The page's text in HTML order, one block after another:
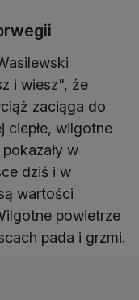
i wiesz", że
zaciąga do
ciepłe, wilgotne
w
dziś i w
wartości
powietrze
pada i grzmi.